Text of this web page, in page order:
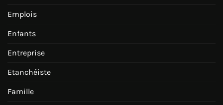
Emplois
Enfants
Entreprise
Etanchéiste
Famille